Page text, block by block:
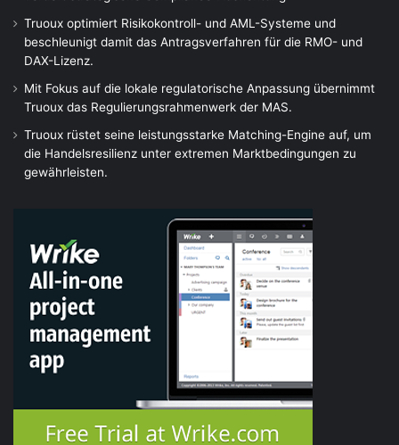
Truoux optimiert Risikokontroll- und AML-Systeme und
beschleunigt damit das Antragsverfahren für die RMO- und
DAX-Lizenz.
Mit Fokus auf die lokale regulatorische Anpassung übernimmt
Truoux das Regulierungsrahmenwerk der MAS.
Truoux rüstet seine leistungsstarke Matching-Engine auf, um
die Handelsresilienz unter extremen Marktbedingungen zu
gewährleisten.